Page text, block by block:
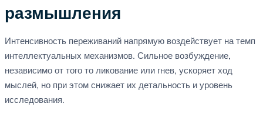
размышления
Интенсивность переживаний напрямую воздействует на темп
интеллектуальных механизмов. Сильное возбуждение,
независимо от того то ликование или гнев, ускоряет ход
мыслей, но при этом снижает их детальность и уровень
исследования.